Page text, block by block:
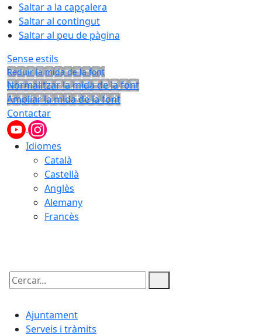
Saltar a la capçalera
Saltar al contingut
Saltar al peu de pàgina
Sense estils
Reduir la mida de la font
Normalitzar la mida de la font
Ampliar la mida de la font
Contactar
Idiomes
Català
Castellà
Anglès
Alemany
Francès
Cercar:
Ajuntament
Serveis i tràmits